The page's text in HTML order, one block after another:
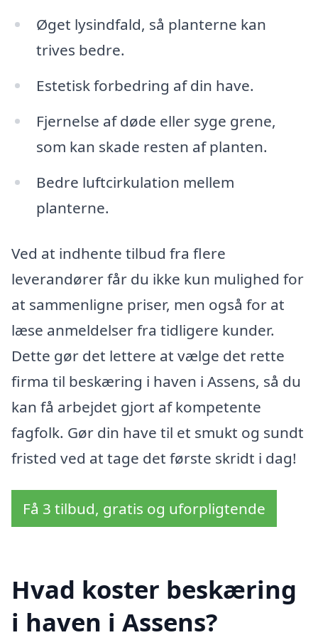
Øget lysindfald, så planterne kan
trives bedre.
Estetisk forbedring af din have.
Fjernelse af døde eller syge grene,
som kan skade resten af planten.
Bedre luftcirkulation mellem
planterne.
Ved at indhente tilbud fra flere
leverandører får du ikke kun mulighed for
at sammenligne priser, men også for at
læse anmeldelser fra tidligere kunder.
Dette gør det lettere at vælge det rette
firma til beskæring i haven i Assens, så du
kan få arbejdet gjort af kompetente
fagfolk. Gør din have til et smukt og sundt
fristed ved at tage det første skridt i dag!
Få 3 tilbud, gratis og uforpligtende
Hvad koster beskæring
i haven i Assens?